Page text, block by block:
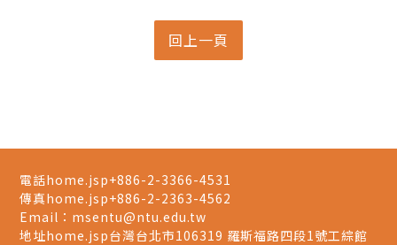
電話home.jsp+886-2-3366-4531
傳真home.jsp+886-2-2363-4562
Email： msentu@ntu.edu.tw
地址home.jsp台灣台北市106319 羅斯福路四段1號工綜館